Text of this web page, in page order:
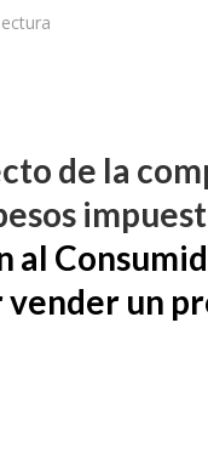
de la
al
vender un